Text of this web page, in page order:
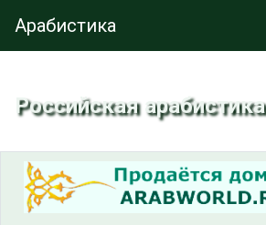
Арабистика
Российская арабистика